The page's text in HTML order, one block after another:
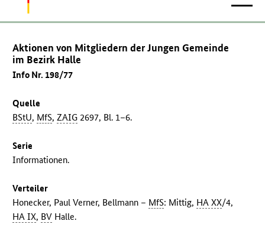
Aktionen von Mitgliedern der Jungen Gemeinde
im Bezirk Halle
Info Nr. 198/77
Quelle
BStU, MfS,ZAIG 2697, Bl. 1–6.
Serie
Informationen.
Verteiler
Honecker, Paul Verner, Bellmann – MfS: Mittig, HA XX/4,
HA IX, BV Halle.